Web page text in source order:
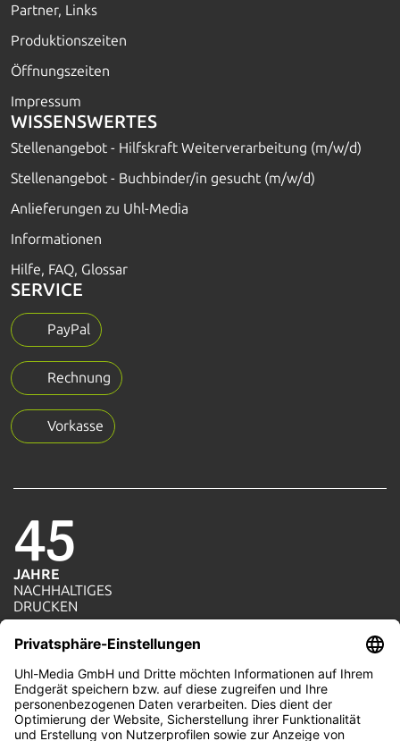
Partner, Links
Produktionszeiten
Öffnungszeiten
Impressum
WISSENSWERTES
Stellenangebot - Hilfskraft Weiterverarbeitung (m/w/d)
Stellenangebot - Buchbinder/in gesucht (m/w/d)
Anlieferungen zu Uhl-Media
Informationen
Hilfe, FAQ, Glossar
SERVICE
PayPal
Rechnung
Vorkasse
45
JAHRE
NACHHALTIGES
DRUCKEN
1=1
AKTION
JE AUFTRAG WIRD
EIN BAUM GEPFLANZT